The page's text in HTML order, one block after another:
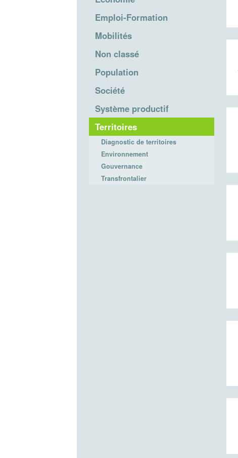
Emploi-Formation
Mobilités
Non classé
Population
Société
Système productif
Territoires
Diagnostic de territoires
Environnement
Gouvernance
Transfrontalier